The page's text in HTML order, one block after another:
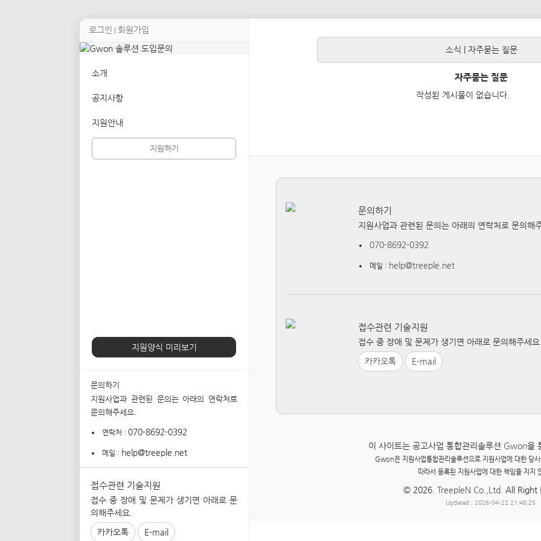
로그인 | 회원가입
소개
공지사항
지원안내
지원하기
지원양식 미리보기
문의하기
지원사업과 관련된 문의는 아래의 연락처로
문의해주세요.
연락처 : 070-8692-0392
메일 : help@treeple.net
접수관련 기술지원
접수 중 장애 및 문제가 생기면 아래로 문
의해주세요.
카카오톡
E-mail
소식 자주묻는 질문
자주묻는 질문
작성된 게시물이 없습니다.
문의하기
지원사업과 관련된 문의는 아래의 연락처로 문의해
070-8692-0392
메일 : help@treeple.net
접수관련 기술지원
접수 중 장애 및 문제가 생기면 아래로 문의해주세
카카오톡
E-mail
이 사이트는 공고사업 통합관리솔루션 Gwon을
Gwon은 지원사업통합관리솔루션으로 지원사업에 대한 당
따라서 등록된 지원사업에 대한 책임을 지지
© 2026. TreepleN Co.,Ltd. All Right
Updated : 2026-04-22 21:48:25